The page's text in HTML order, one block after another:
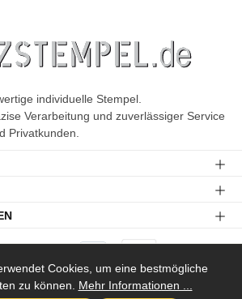
individuelle Stempel.
Verarbeitung und zuverlässiger Service
Privatkunden.
Mehrwertsteuer zzgl. Versandkosten
Cookies, um eine bestmögliche
zu können. Mehr Informationen ...